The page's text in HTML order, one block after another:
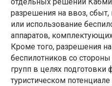
разрешения на ввоз, сбыт,
или использование
аппаратов,
Кроме того, разрешения
беспилотников со
групп в целях
туристическом